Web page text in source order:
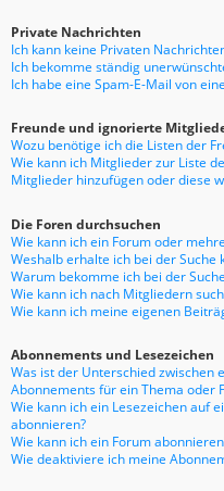
Private Nachrichten
Ich kann keine Privaten
Ich bekomme ständig
Ich habe eine Spam-E-Mail von
Freunde und ignorierte
Wozu benötige ich die Listen der
Wie kann ich Mitglieder zur Liste
Mitglieder hinzufügen oder diese
Die Foren durchsuchen
Wie kann ich ein Forum oder
Weshalb erhalte ich bei der Suche
Warum bekomme ich bei der
Wie kann ich nach Mitgliedern
Wie kann ich meine eigenen
Abonnements und Lesezeichen
Was ist der Unterschied zwischen
Abonnements für ein Thema oder
Wie kann ich ein Lesezeichen auf
abonnieren?
Wie kann ich ein Forum
Wie deaktiviere ich meine